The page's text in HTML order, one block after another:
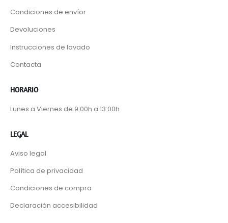
Condiciones de envíor
Devoluciones
Instrucciones de lavado
Contacta
HORARIO
Lunes a Viernes de 9:00h a 13:00h
LEGAL
Aviso legal
Política de privacidad
Condiciones de compra
Declaración accesibilidad